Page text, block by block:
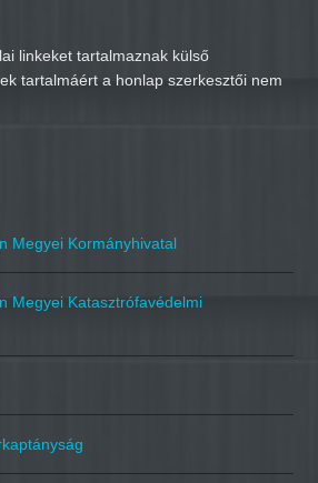
linkeket tartalmaznak külső
tartalmáért a honlap szerkesztői nem
Megyei Kormányhivatal
Megyei Katasztrófavédelmi